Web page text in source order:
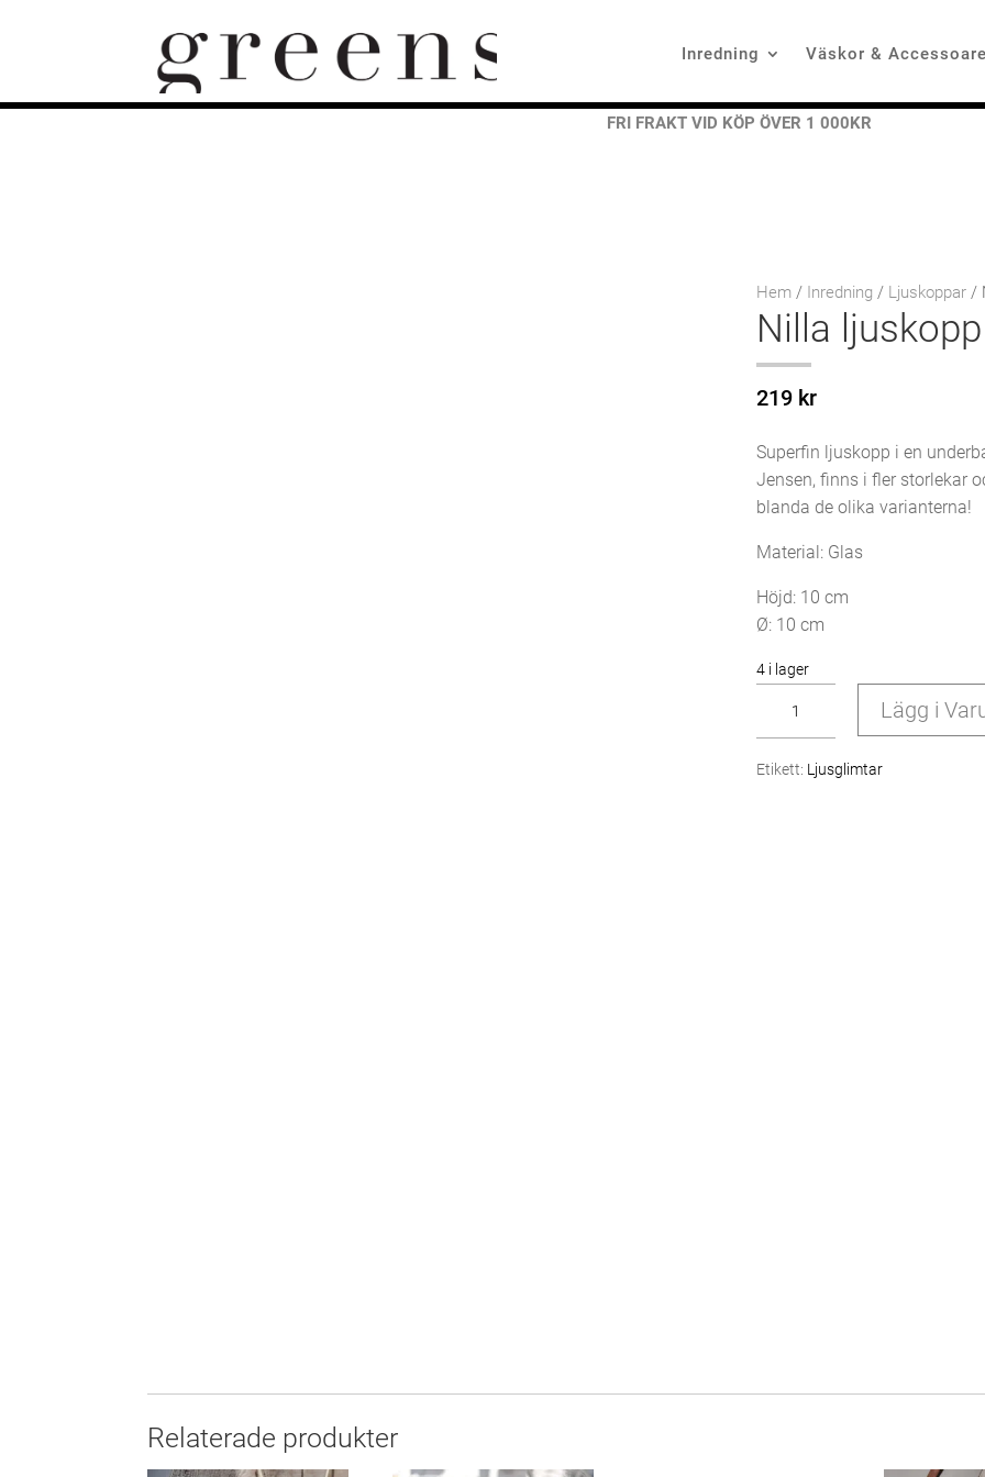
Inredning Väskor &
FRI FRAKT VID KÖP ÖVER 1 000KR
Hem / Inredning / Ljuskoppar /
Nilla
219 kr
Superfin ljuskopp i en
Jensen, finns i fler storlekar
blanda de olika varianterna!
Material: Glas
Höjd: 10 cm
Ø: 10 cm
4 i lager
havsblå,
Lägg i
Etikett: Ljusglimtar
Relaterade produkter